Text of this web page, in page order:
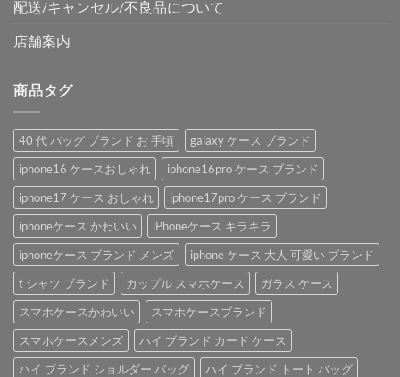
配送/キャンセル/不良品について
店舗案内
商品タグ
40 代 バッグ ブランド お 手頃
galaxy ケース ブランド
iphone16 ケースおしゃれ
iphone16pro ケース ブランド
iphone17 ケース おしゃれ
iphone17pro ケース ブランド
iphoneケース かわいい
iPhoneケース キラキラ
iphoneケース ブランド メンズ
iphone ケース 大人 可愛い ブランド
t シャツ ブランド
カップル スマホケース
ガラス ケース
スマホケースかわいい
スマホケースブランド
スマホケースメンズ
ハイ ブランド カード ケース
ハイ ブランド ショルダー バッグ
ハイ ブランド トート バッグ